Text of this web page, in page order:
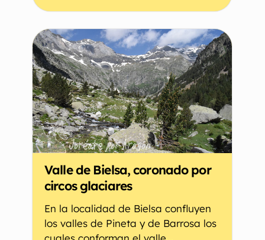
Valle de Bielsa, coronado por
circos glaciares
En la localidad de Bielsa confluyen
los valles de Pineta y de Barrosa los